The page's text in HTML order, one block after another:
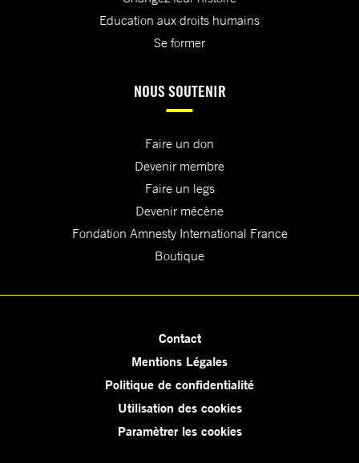
Education aux droits humains
Se former
NOUS SOUTENIR
Faire un don
Devenir membre
Faire un legs
Devenir mécène
Fondation Amnesty International France
Boutique
Contact
Mentions Légales
Politique de confidentialité
Utilisation des cookies
Paramètrer les cookies